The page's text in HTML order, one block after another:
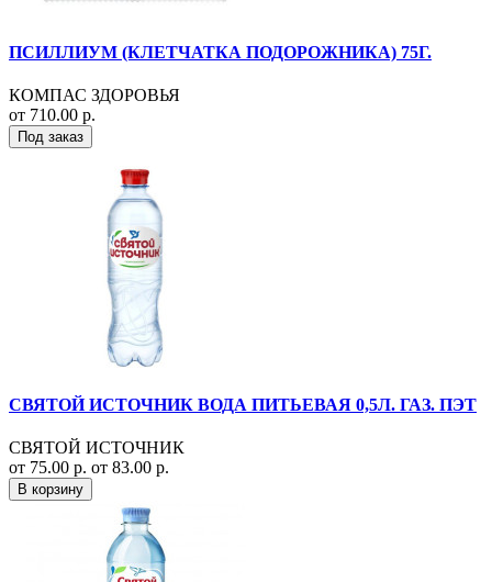
ПСИЛЛИУМ (КЛЕТЧАТКА ПОДОРОЖНИКА) 75Г.
КОМПАС ЗДОРОВЬЯ
от 710.00 р.
Под заказ
СВЯТОЙ ИСТОЧНИК ВОДА ПИТЬЕВАЯ 0,5Л. ГАЗ. ПЭТ
СВЯТОЙ ИСТОЧНИК
от 75.00 р. от 83.00 р.
В корзину